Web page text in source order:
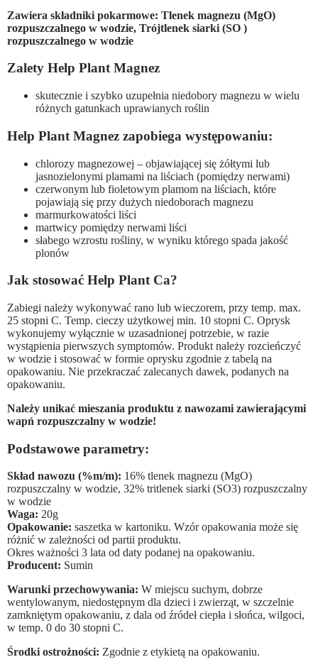
Zawiera składniki pokarmowe: Tlenek magnezu (MgO)
rozpuszczalnego w wodzie, Trójtlenek siarki (SO )
rozpuszczalnego w wodzie
Zalety Help Plant Magnez
skutecznie i szybko uzupełnia niedobory magnezu w wielu
różnych gatunkach uprawianych roślin
Help Plant Magnez zapobiega występowaniu:
chlorozy magnezowej – objawiającej się żółtymi lub
jasnozielonymi plamami na liściach (pomiędzy nerwami)
czerwonym lub fioletowym plamom na liściach, które
pojawiają się przy dużych niedoborach magnezu
marmurkowatości liści
martwicy pomiędzy nerwami liści
słabego wzrostu rośliny, w wyniku którego spada jakość
plonów
Jak stosować Help Plant Ca?
Zabiegi należy wykonywać rano lub wieczorem, przy temp. max.
25 stopni C. Temp. cieczy użytkowej min. 10 stopni C. Oprysk
wykonujemy wyłącznie w uzasadnionej potrzebie, w razie
wystąpienia pierwszych symptomów. Produkt należy rozcieńczyć
w wodzie i stosować w formie oprysku zgodnie z tabelą na
opakowaniu. Nie przekraczać zalecanych dawek, podanych na
opakowaniu.
Należy unikać mieszania produktu z nawozami zawierającymi
wapń rozpuszczalny w wodzie!
Podstawowe parametry:
Skład nawozu (%m/m): 16% tlenek magnezu (MgO)
rozpuszczalny w wodzie, 32% tritlenek siarki (SO3) rozpuszczalny
w wodzie
Waga: 20g
Opakowanie: saszetka w kartoniku. Wzór opakowania może się
różnić w zależności od partii produktu.
Okres ważności 3 lata od daty podanej na opakowaniu.
Producent: Sumin
Warunki przechowywania: W miejscu suchym, dobrze
wentylowanym, niedostępnym dla dzieci i zwierząt, w szczelnie
zamkniętym opakowaniu, z dala od źródeł ciepła i słońca, wilgoci,
w temp. 0 do 30 stopni C.
Środki ostrożności: Zgodnie z etykietą na opakowaniu.